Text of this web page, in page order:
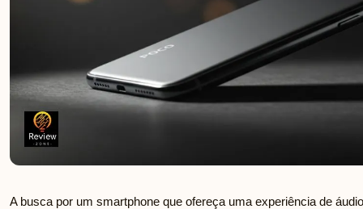
A busca por um smartphone que ofereça uma experiência de